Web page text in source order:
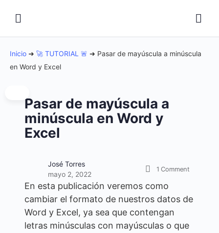
Inicio ➜ 🚀 TUTORIAL 🚨 ➜ Pasar de mayúscula a minúscula
en Word y Excel
Pasar de mayúscula a
minúscula en Word y
Excel
José Torres
mayo 2, 2022
1Comment
En esta publicación veremos como
cambiar el formato de nuestros datos de
Word y Excel, ya sea que contengan
letras minúsculas con mayúsculas o que